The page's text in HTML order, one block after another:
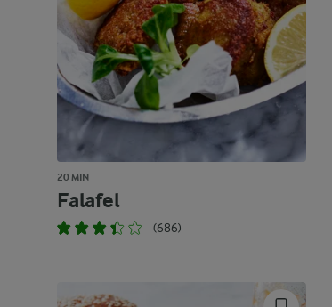
20 MIN
Falafel
(686)